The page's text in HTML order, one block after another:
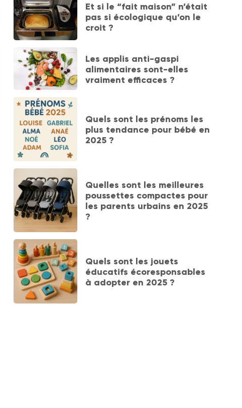
Et si le “fait maison” n’était
pas si écologique qu’on le
croit ?
Les applis anti-gaspi
alimentaires sont-elles
vraiment efficaces ?
Quels sont les prénoms les
plus tendance pour bébé en
2025 ?
Quelles sont les meilleures
poussettes compactes pour
les parents urbains en 2025
?
Quels sont les jouets
éducatifs écoresponsables
à adopter en 2025 ?